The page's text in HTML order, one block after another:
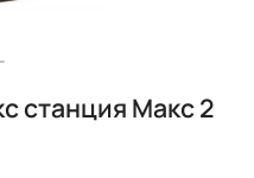
станция Макс 2